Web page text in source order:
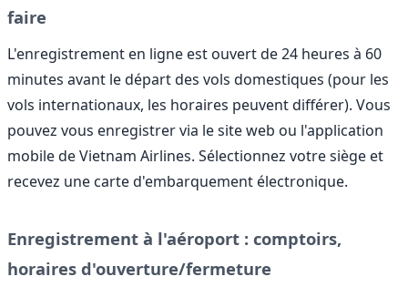
faire
L'enregistrement en ligne est ouvert de 24 heures à 60
minutes avant le départ des vols domestiques (pour les
vols internationaux, les horaires peuvent différer). Vous
pouvez vous enregistrer via le site web ou l'application
mobile de Vietnam Airlines. Sélectionnez votre siège et
recevez une carte d'embarquement électronique.
Enregistrement à l'aéroport : comptoirs,
horaires d'ouverture/fermeture